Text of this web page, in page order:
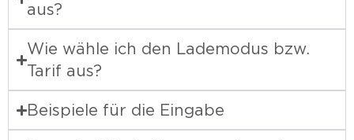
aus?
Wie wähle ich den Lademodus bzw.
Tarif aus?
Beispiele für die Eingabe